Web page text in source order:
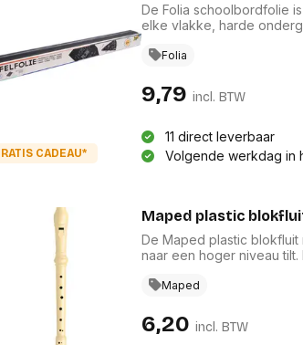
CADEAU*
De Folia schoolbordfolie
elke vlakke, harde
biedt deze folie een
is eenvoudig te reinigen
Folia
9,79 incl. BTW
11 direct leverbaar
Volgende werkdag in
Maped plastic
De Maped plastic
naar een hoger niveau
blokfluit voor optimaal
Maped
6,20 incl. BTW